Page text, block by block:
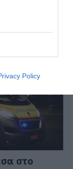
Policy
στο